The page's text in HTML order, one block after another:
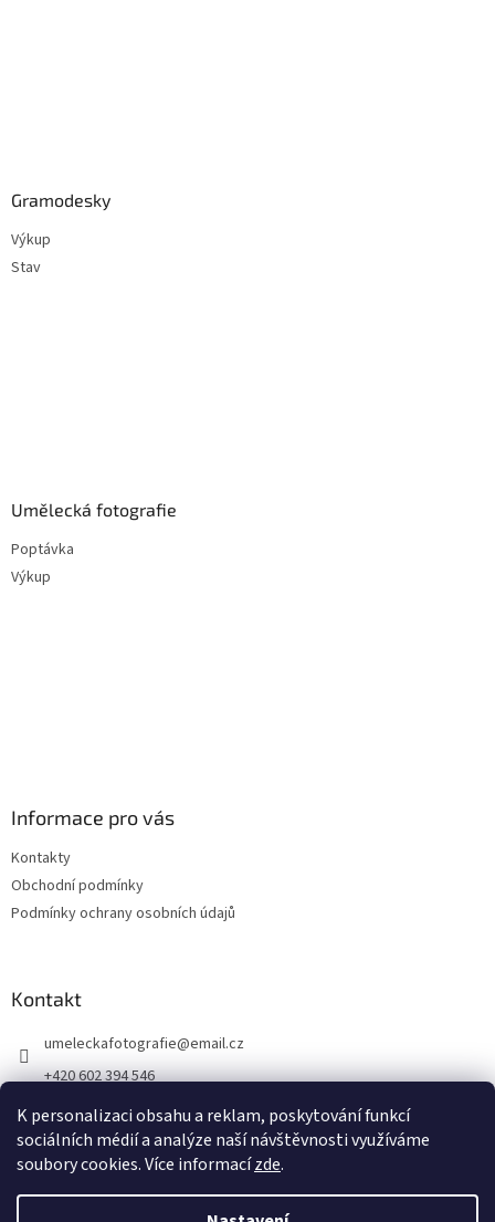
K personalizaci obsahu a reklam, poskytování funkcí
sociálních médií a analýze naší návštěvnosti využíváme
soubory cookies. Více informacízde.
Gramodesky
Výkup
Stav
Umělecká fotografie
Poptávka
Výkup
Informace pro vás
Kontakty
Obchodní podmínky
Podmínky ochrany osobních údajů
Kontakt
umeleckafotografie@email.cz
+420 602 394 546
Facebook